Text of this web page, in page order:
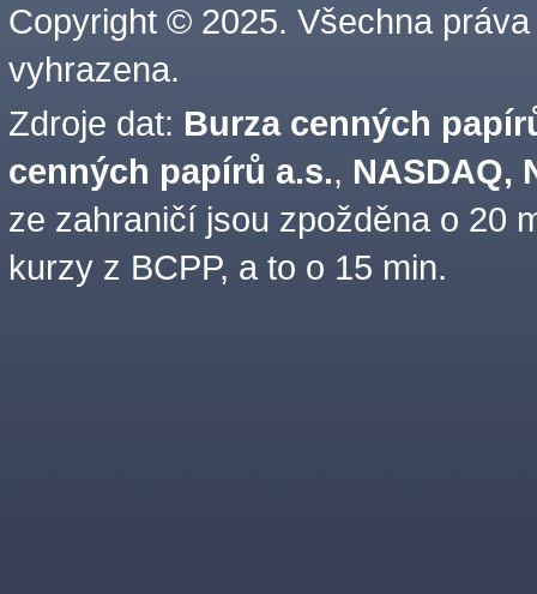
Copyright © 2025. Všechna práva
vyhrazena.
Zdroje dat: Burza cenných
cenných papírů a.s., NASDAQ,
ze zahraničí jsou zpožděna o 20
kurzy z BCPP, a to o 15 min.